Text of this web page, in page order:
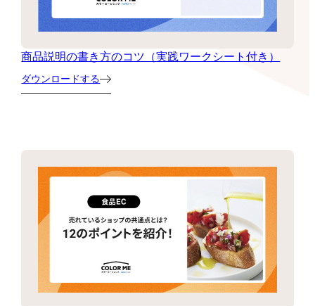
商品説明の書き方のコツ（実践ワークシート付き）
ダウンロードする